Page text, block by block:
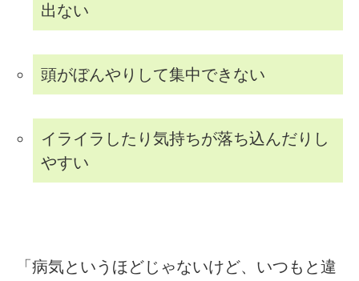
出ない
頭がぼんやりして集中できない
イライラしたり気持ちが落ち込んだりし
やすい
「病気というほどじゃないけど、いつもと違